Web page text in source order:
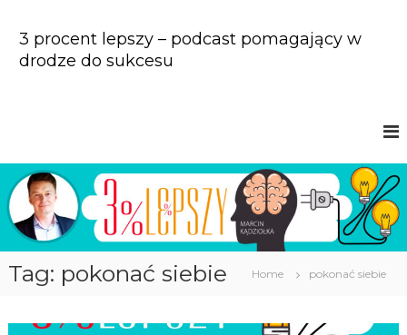
n
e
n
3 procent lepszy – podcast pomagający w
drodze do sukcesu
Tag: pokonać siebie Home pokonać siebie